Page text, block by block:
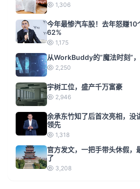
1,306
今年最惨汽车股！去年怒赚10
62%
1,175
从WorkBuddy的“魔法时刻”
2,250
宇树工位，盛产千万富豪
2,946
余承东竹知了后首次亮相，没
领先
1,318
官方发文，一把手带头休假，
了
3,208